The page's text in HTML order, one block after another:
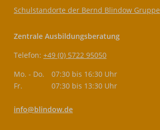
Schulstandorte der Bernd Blindow Gruppe
Zentrale Ausbildungsberatung
Telefon: +49 (0) 5722 95050
Mo. - Do.
07:30 bis 16:30 Uhr
Fr.
07:30 bis 13:30 Uhr
info@blindow.de